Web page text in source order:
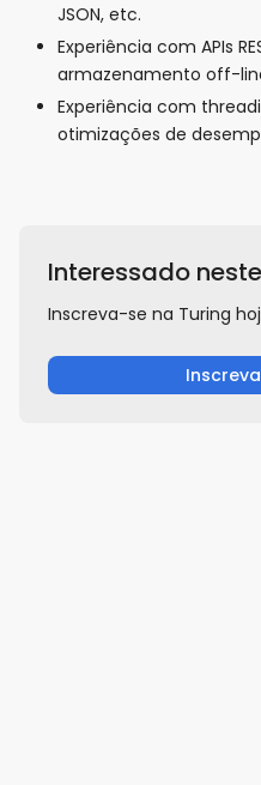
JSON, etc.
Experiência com APIs
armazenamento off-
Experiência com
otimizações de
Interessado
Inscreva-se na Turing